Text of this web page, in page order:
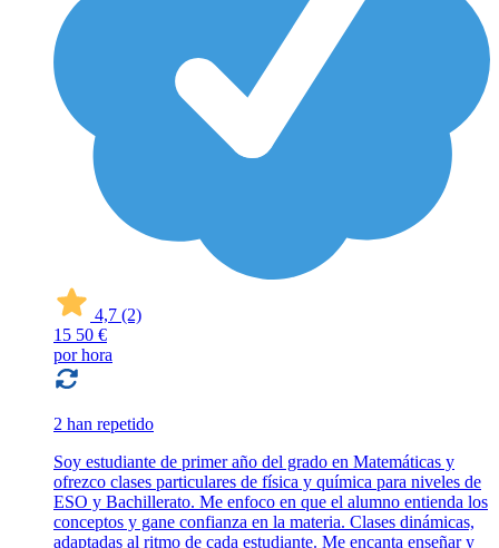
4,7 (2)
15 50 €
por hora
2 han repetido
Soy estudiante de primer año del grado en Matemáticas y
ofrezco clases particulares de física y química para niveles de
ESO y Bachillerato. Me enfoco en que el alumno entienda los
conceptos y gane confianza en la materia. Clases dinámicas,
adaptadas al ritmo de cada estudiante. Me encanta enseñar y